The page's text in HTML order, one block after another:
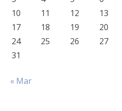
10
11 12 13
17
18 19 20
24
25 26 27
31
« Mar